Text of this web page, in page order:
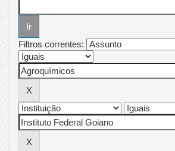
Filtros correntes: